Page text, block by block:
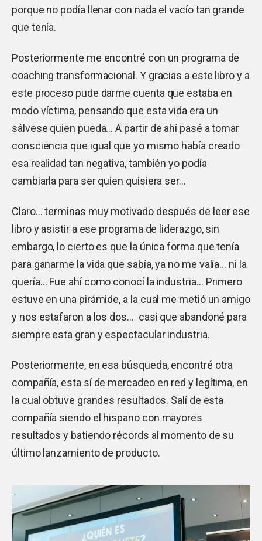
porque no podía llenar con nada el vacío tan grande
que tenía.
Posteriormente me encontré con un programa de
coaching transformacional. Y gracias a este libro y a
este proceso pude darme cuenta que estaba en
modo víctima, pensando que esta vida era un
sálvese quien pueda… A partir de ahí pasé a tomar
consciencia que igual que yo mismo había creado
esa realidad tan negativa, también yo podía
cambiarla para ser quien quisiera ser…
Claro… terminas muy motivado después de leer ese
libro y asistir a ese programa de liderazgo, sin
embargo, lo cierto es que la única forma que tenía
para ganarme la vida que sabía, ya no me valía… ni la
quería… Fue ahí como conocí la industria… Primero
estuve en una pirámide, a la cual me metió un amigo
y nos estafaron a los dos… casi que abandoné para
siempre esta gran y espectacular industria.
Posteriormente, en esa búsqueda, encontré otra
compañía, esta sí de mercadeo en red y legítima, en
la cual obtuve grandes resultados. Salí de esta
compañía siendo el hispano con mayores
resultados y batiendo récords al momento de su
último lanzamiento de producto.